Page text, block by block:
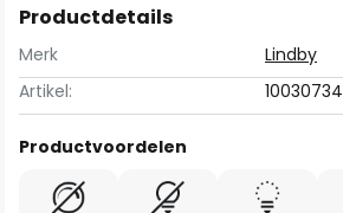
Productdetails
Merk
Lindby
Artikel:
10030734
Productvoordelen